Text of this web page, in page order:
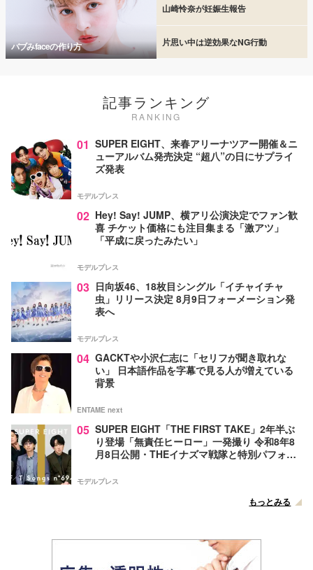
バブみfaceの作り方
山崎怜奈が妊娠生報告
片思い中は逆効果なNG行動
記事ランキング
RANKING
01 SUPER EIGHT、来春アリーナツアー開催＆ニ
ューアルバム発売決定 “超八”の日にサプライ
ズ発表
モデルプレス
02 Hey! Say! JUMP、横アリ公演決定でファン歓
喜 チケット価格にも注目集まる「激アツ」
「平成に戻ったみたい」
モデルプレス
03 日向坂46、18枚目シングル「イチャイチャ
虫」リリース決定 8月9日フォーメーション発
表へ
モデルプレス
04 GACKTや小沢仁志に「セリフが聞き取れな
い」 日本語作品を字幕で見る人が増えている
背景
ENTAME next
05 SUPER EIGHT「THE FIRST TAKE」2年半ぶ
り登場「無責任ヒーロー」一発撮り 令和8年8
月8日公開・THEイナズマ戦隊と特別パフォー
モデルプレス
もっとみる